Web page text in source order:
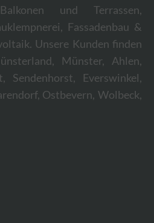
und Terrassen,
Fassadenbau &
Unsere Kunden finden
Münster, Ahlen,
Sendenhorst, Everswinkel,
Ostbevern, Wolbeck,